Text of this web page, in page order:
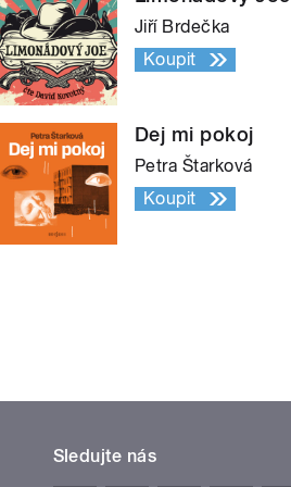
Jiří Brdečka
Koupit
Dej mi pokoj
Petra Štarková
Koupit
Sledujte nás